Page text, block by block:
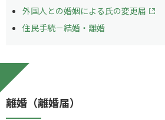
外国人との婚姻による氏の変更届
住民手続－結婚・離婚
離婚（離婚届）